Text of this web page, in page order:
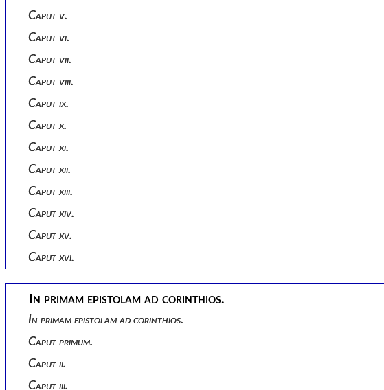
Caput v.
Caput vi.
Caput vii.
Caput viii.
Caput ix.
Caput x.
Caput xi.
Caput xii.
Caput xiii.
Caput xiv.
Caput xv.
Caput xvi.
In primam epistolam ad corinthios.
In primam epistolam ad corinthios.
Caput primum.
Caput ii.
Caput iii.